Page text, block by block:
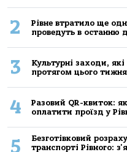
2
Рівне втратило ще
проведуть в останню
3
Культурні заходи,
протягом цього тижня
4
Разовий QR-квиток:
оплатити проїзд у
5
Безготівковий
транспорті Рівного: